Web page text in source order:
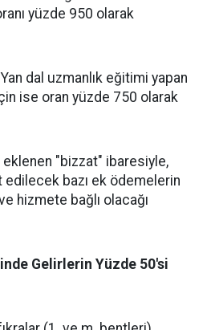
yüzde 950 olarak
dal uzmanlık eğitimi yapan
ise oran yüzde 750 olarak
eklenen "bizzat" ibaresiyle,
bazı ek ödemelerin
hizmete bağlı olacağı
Gelirlerin Yüzde 50'si